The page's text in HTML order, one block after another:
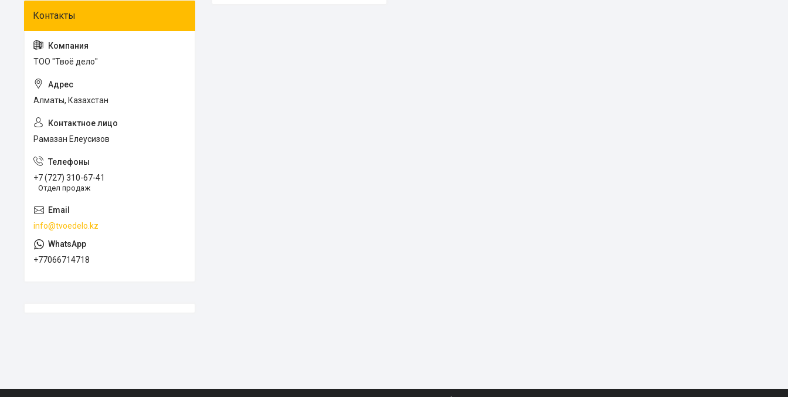
ТОО "Твоё дело"
Алматы, Казахстан
Рамазан Елеусизов
+7 (727) 310-67-41
Отдел продаж
info@tvoedelo.kz
+77066714718